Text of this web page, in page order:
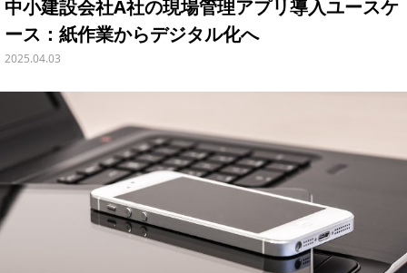
中小建設会社A社の現場管理アプリ導入ユースケ
ース：紙作業からデジタル化へ
2025.04.03